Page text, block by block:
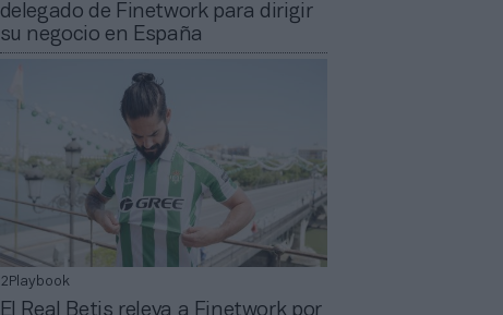
delegado de Finetwork para dirigir
su negocio en España
2Playbook
El Real Betis releva a Finetwork por